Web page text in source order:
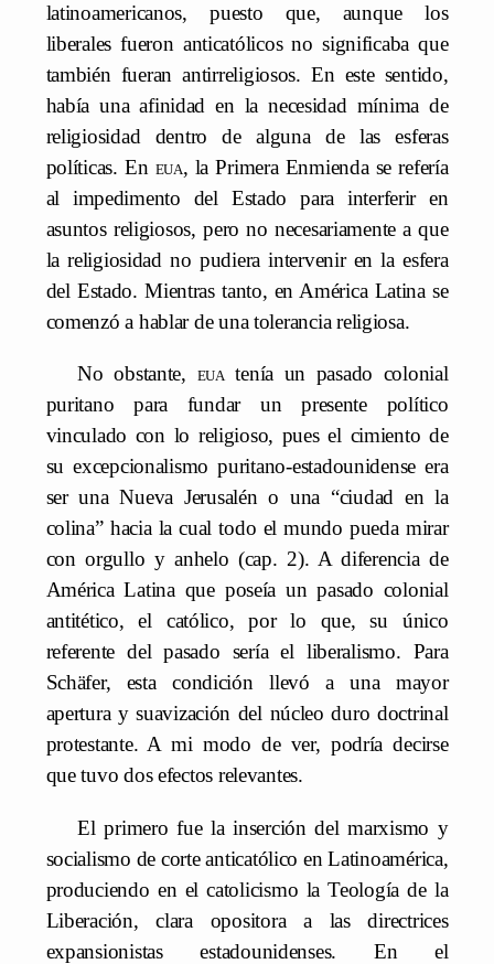
latinoamericanos, puesto que, aunque los
liberales fueron anticatólicos no significaba que
también fueran antirreligiosos. En este sentido,
había una afinidad en la necesidad mínima de
religiosidad dentro de alguna de las esferas
políticas. En eua, la Primera Enmienda se refería
al impedimento del Estado para interferir en
asuntos religiosos, pero no necesariamente a que
la religiosidad no pudiera intervenir en la esfera
del Estado. Mientras tanto, en América Latina se
comenzó a hablar de una tolerancia religiosa.
No obstante, euatenía un pasado colonial
puritano para fundar un presente político
vinculado con lo religioso, pues el cimiento de
su excepcionalismo puritano-estadounidense era
ser una Nueva Jerusalén o una “ciudad en la
colina” hacia la cual todo el mundo pueda mirar
con orgullo y anhelo (cap. 2). A diferencia de
América Latina que poseía un pasado colonial
antitético, el católico, por lo que, su único
referente del pasado sería el liberalismo. Para
Schäfer, esta condición llevó a una mayor
apertura y suavización del núcleo duro doctrinal
protestante. A mi modo de ver, podría decirse
que tuvo dos efectos relevantes.
El primero fue la inserción del marxismo y
socialismo de corte anticatólico en Latinoamérica,
produciendo en el catolicismo la Teología de la
Liberación, clara opositora a las directrices
expansionistas estadounidenses. En el